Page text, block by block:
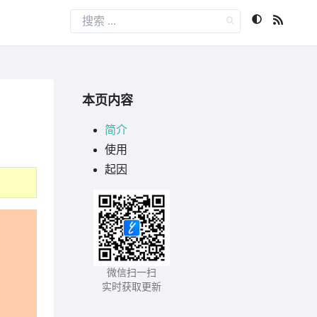
本页内容
简介
使用
起因
微信扫一扫
实时获取更新